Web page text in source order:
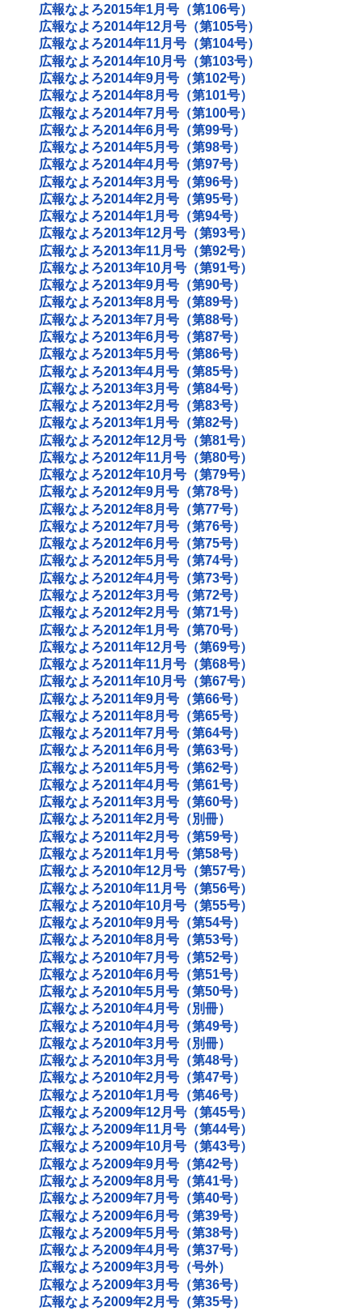
広報なよろ2015年1月号（第106号）
広報なよろ2014年12月号（第105号）
広報なよろ2014年11月号（第104号）
広報なよろ2014年10月号（第103号）
広報なよろ2014年9月号（第102号）
広報なよろ2014年8月号（第101号）
広報なよろ2014年7月号（第100号）
広報なよろ2014年6月号（第99号）
広報なよろ2014年5月号（第98号）
広報なよろ2014年4月号（第97号）
広報なよろ2014年3月号（第96号）
広報なよろ2014年2月号（第95号）
広報なよろ2014年1月号（第94号）
広報なよろ2013年12月号（第93号）
広報なよろ2013年11月号（第92号）
広報なよろ2013年10月号（第91号）
広報なよろ2013年9月号（第90号）
広報なよろ2013年8月号（第89号）
広報なよろ2013年7月号（第88号）
広報なよろ2013年6月号（第87号）
広報なよろ2013年5月号（第86号）
広報なよろ2013年4月号（第85号）
広報なよろ2013年3月号（第84号）
広報なよろ2013年2月号（第83号）
広報なよろ2013年1月号（第82号）
広報なよろ2012年12月号（第81号）
広報なよろ2012年11月号（第80号）
広報なよろ2012年10月号（第79号）
広報なよろ2012年9月号（第78号）
広報なよろ2012年8月号（第77号）
広報なよろ2012年7月号（第76号）
広報なよろ2012年6月号（第75号）
広報なよろ2012年5月号（第74号）
広報なよろ2012年4月号（第73号）
広報なよろ2012年3月号（第72号）
広報なよろ2012年2月号（第71号）
広報なよろ2012年1月号（第70号）
広報なよろ2011年12月号（第69号）
広報なよろ2011年11月号（第68号）
広報なよろ2011年10月号（第67号）
広報なよろ2011年9月号（第66号）
広報なよろ2011年8月号（第65号）
広報なよろ2011年7月号（第64号）
広報なよろ2011年6月号（第63号）
広報なよろ2011年5月号（第62号）
広報なよろ2011年4月号（第61号）
広報なよろ2011年3月号（第60号）
広報なよろ2011年2月号（別冊）
広報なよろ2011年2月号（第59号）
広報なよろ2011年1月号（第58号）
広報なよろ2010年12月号（第57号）
広報なよろ2010年11月号（第56号）
広報なよろ2010年10月号（第55号）
広報なよろ2010年9月号（第54号）
広報なよろ2010年8月号（第53号）
広報なよろ2010年7月号（第52号）
広報なよろ2010年6月号（第51号）
広報なよろ2010年5月号（第50号）
広報なよろ2010年4月号（別冊）
広報なよろ2010年4月号（第49号）
広報なよろ2010年3月号（別冊）
広報なよろ2010年3月号（第48号）
広報なよろ2010年2月号（第47号）
広報なよろ2010年1月号（第46号）
広報なよろ2009年12月号（第45号）
広報なよろ2009年11月号（第44号）
広報なよろ2009年10月号（第43号）
広報なよろ2009年9月号（第42号）
広報なよろ2009年8月号（第41号）
広報なよろ2009年7月号（第40号）
広報なよろ2009年6月号（第39号）
広報なよろ2009年5月号（第38号）
広報なよろ2009年4月号（第37号）
広報なよろ2009年3月号（号外）
広報なよろ2009年3月号（第36号）
広報なよろ2009年2月号（第35号）